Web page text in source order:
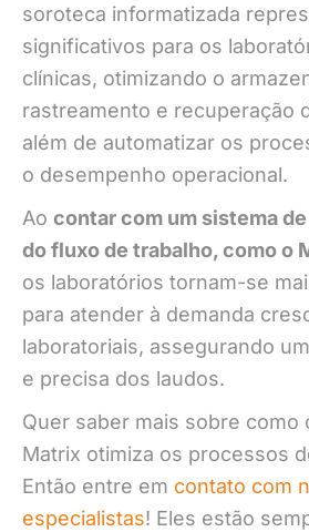
soroteca informatizada
significativos para os
clínicas, otimizando o
rastreamento e recuperação
além de automatizar os
o desempenho operacional.
Ao contar com um sistema
do fluxo de trabalho, como o
os laboratórios tornam-se
para atender à demanda
laboratoriais, assegurando
e precisa dos laudos.
Quer saber mais sobre como
Matrix otimiza os processos
Então entre em contato com
especialistas! Eles estão